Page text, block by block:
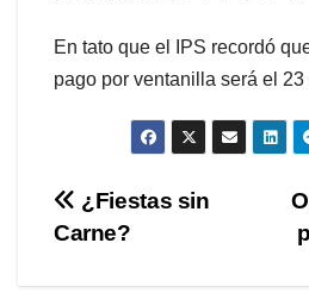
En tato que el IPS recordó
pago por ventanilla será el
Navegación
¿Fiestas sin
Carne?